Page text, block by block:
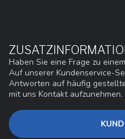
Haben Sie eine Frage zu
Auf unserer Kundenservice-
Antworten auf häufig
mit uns Kontakt aufzunehmen.